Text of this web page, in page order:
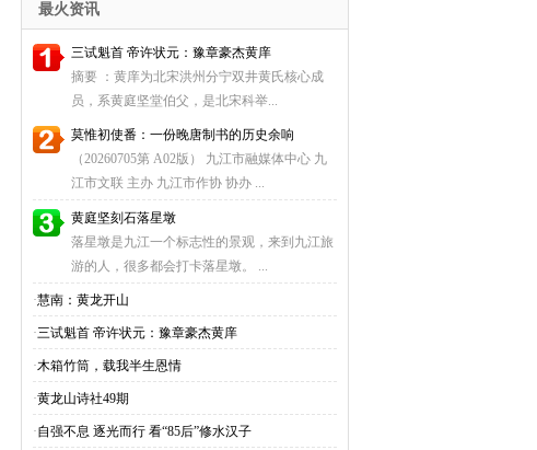
最火资讯
三试魁首 帝许状元：豫章豪杰黄庠
摘要 ：黄庠为北宋洪州分宁双井黄氏核心成
员，系黄庭坚堂伯父，是北宋科举...
莫惟初使番：一份晚唐制书的历史余响
（20260705第 A02版） 九江市融媒体中心 九
江市文联 主办 九江市作协 协办 ...
黄庭坚刻石落星墩
落星墩是九江一个标志性的景观，来到九江旅
游的人，很多都会打卡落星墩。 ...
·慧南：黄龙开山
·三试魁首 帝许状元：豫章豪杰黄庠
·木箱竹筒，载我半生恩情
·黄龙山诗社49期
·自强不息 逐光而行 看“85后”修水汉子